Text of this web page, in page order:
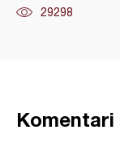
29298
Komentari